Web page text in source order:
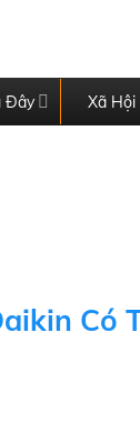
Đây Xã Hội
Có